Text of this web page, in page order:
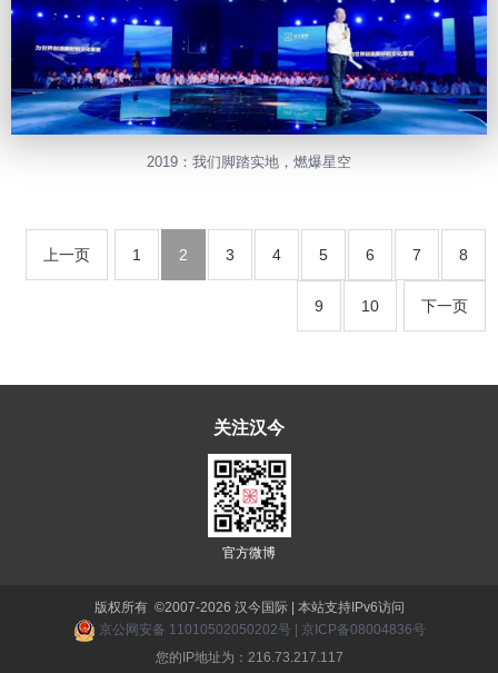
2019：我们脚踏实地，燃爆星空
上一页 1 2 3 4 5 6 7 8
9 10 下一页
关注汉今
官方微博
版权所有 ©2007-2026 汉今国际 | 本站支持IPv6访问
京公网安备 11010502050202号|
京ICP备08004836号
您的IP地址为：216.73.217.117